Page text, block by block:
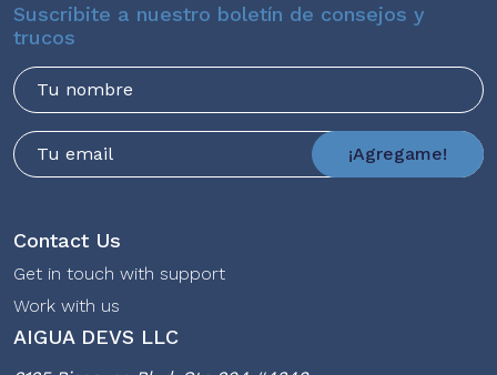
Suscribite a nuestro boletín de consejos y
trucos
Nombre
Email
¡Agregame!
Contact Us
Get in touch with support
Work with us
AIGUA DEVS LLC